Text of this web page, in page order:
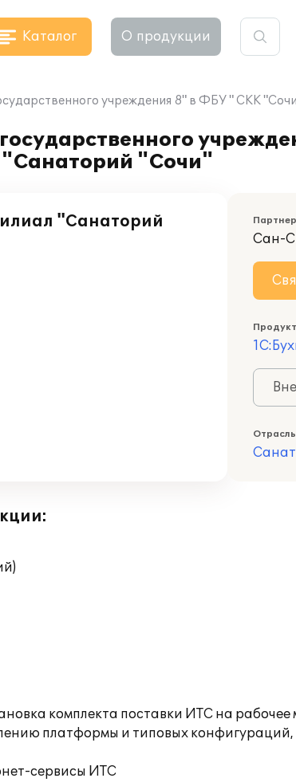
Каталог О продукции
учреждения 8" в ФБУ " СКК
"Сочи"
"Санаторий
Сан-
Продукт
комплекта поставки ИТС на рабочее
платформы и типовых
сервисы ИТС